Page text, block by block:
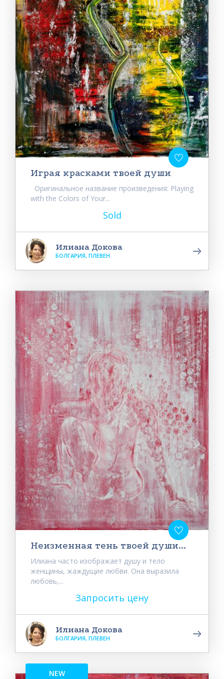
Играя красками твоей души
Оригинальное название произведения: Playing
with the Colors of Your...
Sold
Илиана Докова
БОЛГАРИЯ, ПЛЕВЕН
Неизменная тень твоей души...
Илиана часто изображает душу и тело
женщины, жаждущие любви. Она выразила
любовь,...
Запросить цену
Илиана Докова
БОЛГАРИЯ, ПЛЕВЕН
NEW